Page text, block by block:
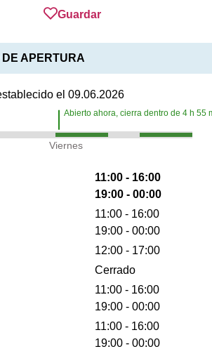
Guardar
DE APERTURA
el 09.06.2026
Abierto ahora, cierra dentro de4 h55
Viernes
11:00 - 16:00
19:00 - 00:00
11:00 - 16:00
19:00 - 00:00
12:00 - 17:00
Cerrado
11:00 - 16:00
19:00 - 00:00
11:00 - 16:00
19:00 - 00:00